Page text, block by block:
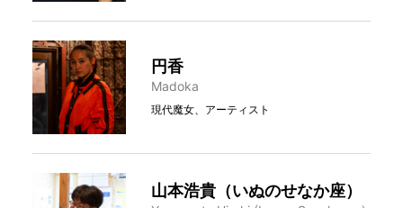
円香
Madoka
現代魔女、アーティスト
山本浩貴（いぬのせなか座）